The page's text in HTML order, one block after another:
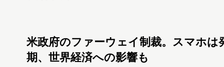
米政府のファーウェイ制裁。スマホは
期、世界経済への影響も